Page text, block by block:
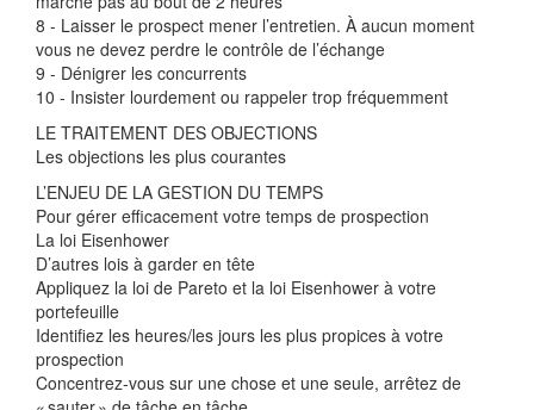
8 - Laisser le prospect mener l’entretien. À aucun moment
vous ne devez perdre le contrôle de l’échange
9 - Dénigrer les concurrents
10 - Insister lourdement ou rappeler trop fréquemment
LE TRAITEMENT DES OBJECTIONS
Les objections les plus courantes
L’ENJEU DE LA GESTION DU TEMPS
Pour gérer efficacement votre temps de prospection
La loi Eisenhower
D’autres lois à garder en tête
Appliquez la loi de Pareto et la loi Eisenhower à votre
portefeuille
Identifiez les heures/les jours les plus propices à votre
prospection
Concentrez-vous sur une chose et une seule, arrêtez de